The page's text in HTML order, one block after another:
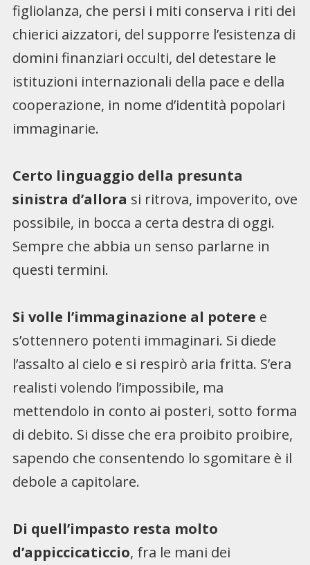
figliolanza, che persi i miti conserva i riti dei
chierici aizzatori, del supporre l’esistenza di
domini finanziari occulti, del detestare le
istituzioni internazionali della pace e della
cooperazione, in nome d’identità popolari
immaginarie.
Certo linguaggio della presunta
sinistra d’allora si ritrova, impoverito, ove
possibile, in bocca a certa destra di oggi.
Sempre che abbia un senso parlarne in
questi termini.
Si volle l’immaginazione al potere e
s’ottennero potenti immaginari. Si diede
l’assalto al cielo e si respirò aria fritta. S’era
realisti volendo l’impossibile, ma
mettendolo in conto ai posteri, sotto forma
di debito. Si disse che era proibito proibire,
sapendo che consentendo lo sgomitare è il
debole a capitolare.
Di quell’impasto resta molto
d’appiccicaticcio, fra le mani dei